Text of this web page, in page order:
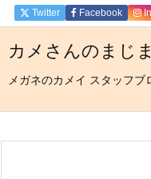
カメさんのまじ
メガネのカメイ スタッフブ
Twitter Facebook